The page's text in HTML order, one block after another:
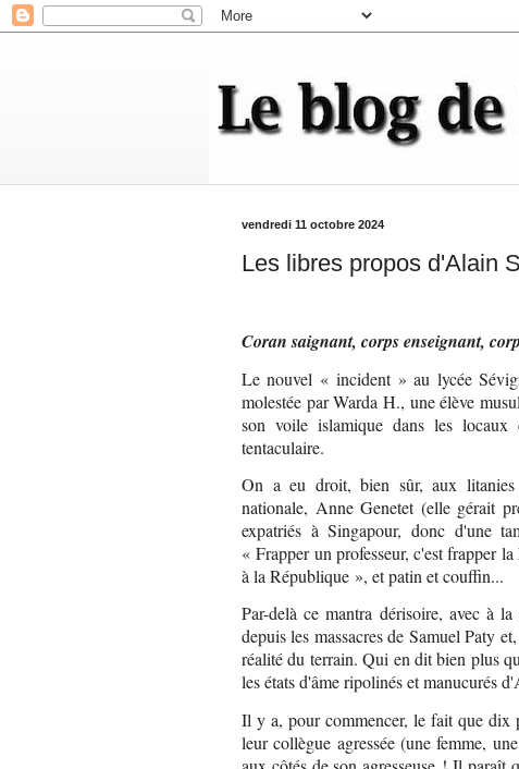
vendredi 11 octobre 2024
Les libres propos d'Alain
Coran saignant, corps enseignant,
Le nouvel « incident » au lycée
molestée par Warda H., une élève
son voile islamique dans les locaux
tentaculaire.
On a eu droit, bien sûr, aux litanies
nationale, Anne Genetet (elle gérait
expatriés à Singapour, donc d'une
« Frapper un professeur, c'est frapper
à la République », et patin et couffin...
Par-delà ce mantra dérisoire, avec à
depuis les massacres de Samuel Paty
réalité du terrain. Qui en dit bien plus
les états d'âme ripolinés et manucurés
Il y a, pour commencer, le fait que dix
leur collègue agressée (une femme, une